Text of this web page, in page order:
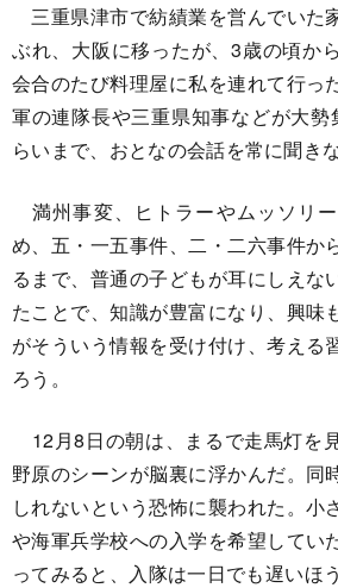
三重県津市で紡績業を営んでいた
ぶれ、大阪に移ったが、3歳の頃か
会合のたび料理屋に私を連れて行っ
軍の連隊長や三重県知事などが大勢
らいまで、おとなの会話を常に聞き
満州事変、ヒトラーやムッソリ
め、五・一五事件、二・二六事件か
るまで、普通の子どもが耳にしえな
たことで、知識が豊富になり、興味
がそういう情報を受け付け、考える
ろう。
12月8日の朝は、まるで走馬灯を
野原のシーンが脳裏に浮かんだ。同
しれないという恐怖に襲われた。小
や海軍兵学校への入学を希望してい
ってみると、入隊は一日でも遅いほ